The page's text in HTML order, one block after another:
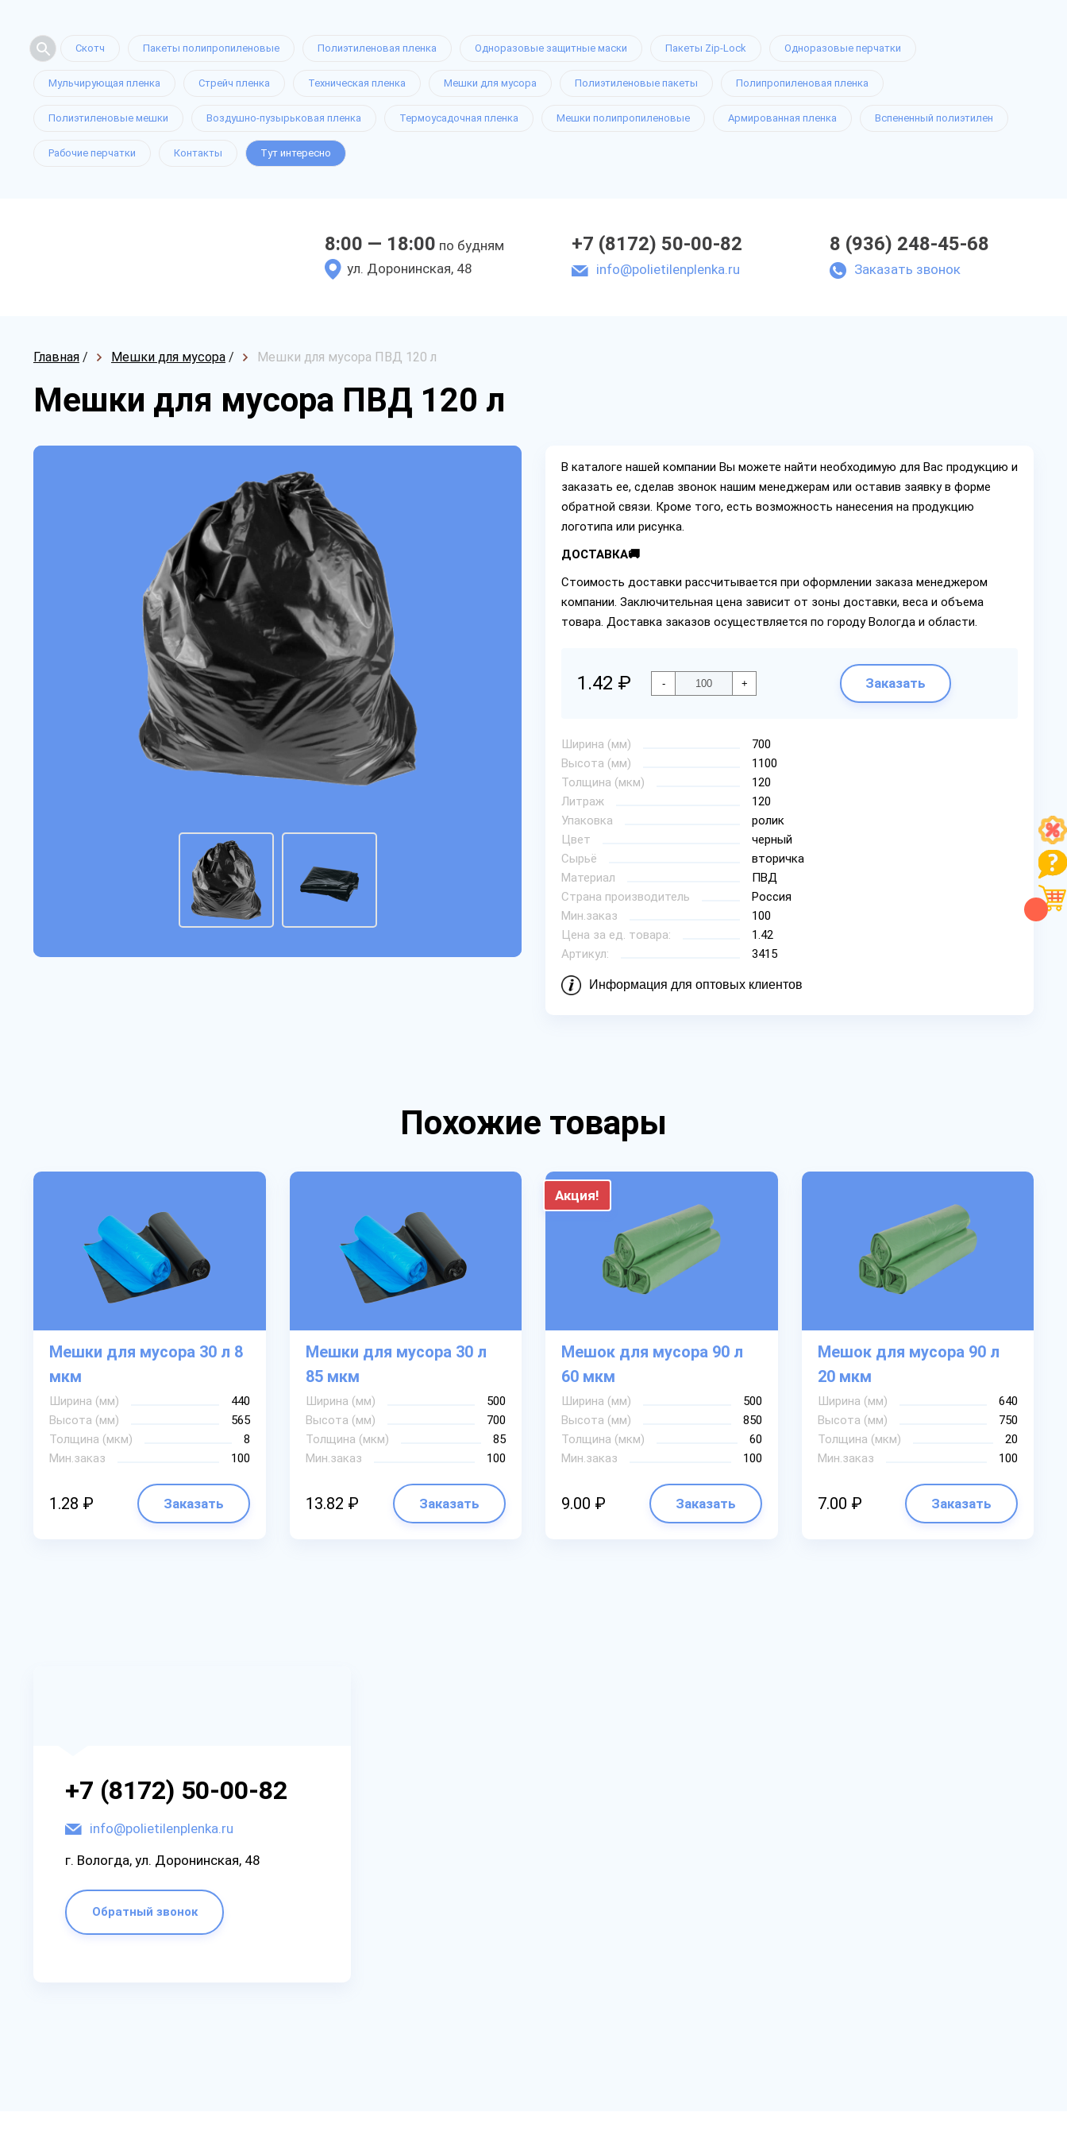
Скотч Пакеты полипропиленовые Полиэтиленовая пленка Одноразовые защитные маски Пакеты Zip-Lock Одноразовые перчатки
Мульчирующая пленка Стрейч пленка Техническая пленка Мешки для мусора Полиэтиленовые пакеты Полипропиленовая пленка
Полиэтиленовые мешки Воздушно-пузырьковая пленка Термоусадочная пленка Мешки полипропиленовые Армированная пленка Вспененный полиэтилен
Рабочие перчатки Контакты Тут интересно
8:00 — 18:00 по будням
ул. Доронинская, 48
+7 (8172) 50-00-82
info@polietilenplenka.ru
8 (936) 248-45-68
Заказать звонок
Главная / Мешки для мусора / Мешки для мусора ПВД 120 л
Мешки для мусора ПВД 120 л
В каталоге нашей компании Вы можете найти необходимую для Вас продукцию и
заказать ее, сделав звонок нашим менеджерам или оставив заявку в форме
обратной связи. Кроме того, есть возможность нанесения на продукцию
логотипа или рисунка.
ДОСТАВКА🚚
Стоимость доставки рассчитывается при оформлении заказа менеджером
компании. Заключительная цена зависит от зоны доставки, веса и объема
товара. Доставка заказов осуществляется по городу Вологда и области.
1.42 ₽ - + Заказать
Ширина (мм)
700
Высота (мм)
1100
Толщина (мкм)
120
Литраж
120
Упаковка
ролик
Цвет
черный
Сырьё
вторичка
Материал
ПВД
Страна производитель
Россия
Мин.заказ
100
Цена за ед. товара:
1.42
Артикул:
3415
Информация для оптовых клиентов
Похожие товары
Мешки для мусора 30 л 8
мкм
Ширина (мм)
440
Высота (мм)
565
Толщина (мкм)
8
Мин.заказ
100
1.28 ₽ Заказать
Мешки для мусора 30 л
85 мкм
Ширина (мм)
500
Высота (мм)
700
Толщина (мкм)
85
Мин.заказ
100
13.82 ₽ Заказать
Акция!
Мешок для мусора 90 л
60 мкм
Ширина (мм)
500
Высота (мм)
850
Толщина (мкм)
60
Мин.заказ
100
9.00 ₽ Заказать
Мешок для мусора 90 л
20 мкм
Ширина (мм)
640
Высота (мм)
750
Толщина (мкм)
20
Мин.заказ
100
7.00 ₽ Заказать
+7 (8172) 50-00-82
info@polietilenplenka.ru
г. Вологда, ул. Доронинская, 48
Обратный звонок